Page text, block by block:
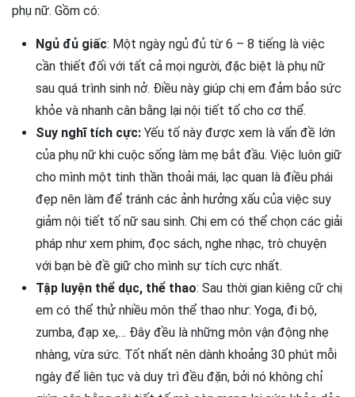
phụ nữ. Gồm có:
Ngủ đủ giấc: Một ngày ngủ đủ từ 6 – 8 tiếng là việc
cần thiết đối với tất cả mọi người, đặc biệt là phụ nữ
sau quá trình sinh nở. Điều này giúp chị em đảm bảo sức
khỏe và nhanh cân bằng lại nội tiết tố cho cơ thể.
Suy nghĩ tích cực: Yếu tố này được xem là vấn đề lớn
của phụ nữ khi cuộc sống làm mẹ bắt đầu. Việc luôn giữ
cho mình một tinh thần thoải mái, lạc quan là điều phái
đẹp nên làm để tránh các ảnh hưởng xấu của việc suy
giảm nội tiết tố nữ sau sinh. Chị em có thể chọn các giải
pháp như xem phim, đọc sách, nghe nhạc, trò chuyện
với bạn bè đề giữ cho mình sự tích cực nhất.
Tập luyện thể dục, thể thao: Sau thời gian kiêng cữ chị
em có thể thử nhiều môn thể thao như: Yoga, đi bộ,
zumba, đạp xe,… Đây đều là những môn vận động nhẹ
nhàng, vừa sức. Tốt nhất nên dành khoảng 30 phút mỗi
ngày để liên tục và duy trì đều đặn, bởi nó không chỉ